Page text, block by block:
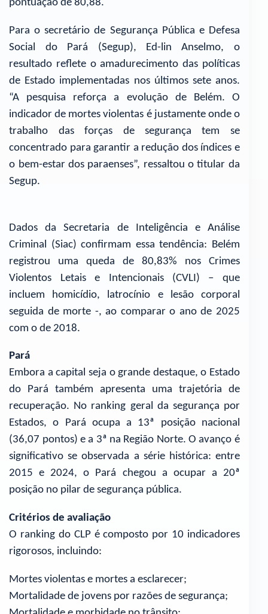
pontuação de 80,88.
Para o secretário de Segurança Pública e Defesa
Social do Pará (Segup), Ed-lin Anselmo, o
resultado reflete o amadurecimento das políticas
de Estado implementadas nos últimos sete anos.
“A pesquisa reforça a evolução de Belém. O
indicador de mortes violentas é justamente onde o
trabalho das forças de segurança tem se
concentrado para garantir a redução dos índices e
o bem-estar dos paraenses”, ressaltou o titular da
Segup.
Dados da Secretaria de Inteligência e Análise
Criminal (Siac) confirmam essa tendência: Belém
registrou uma queda de 80,83% nos Crimes
Violentos Letais e Intencionais (CVLI) – que
incluem homicídio, latrocínio e lesão corporal
seguida de morte -, ao comparar o ano de 2025
com o de 2018.
Pará
Embora a capital seja o grande destaque, o Estado
do Pará também apresenta uma trajetória de
recuperação. No ranking geral da segurança por
Estados, o Pará ocupa a 13ª posição nacional
(36,07 pontos) e a 3ª na Região Norte. O avanço é
significativo se observada a série histórica: entre
2015 e 2024, o Pará chegou a ocupar a 20ª
posição no pilar de segurança pública.
Critérios de avaliação
O ranking do CLP é composto por 10 indicadores
rigorosos, incluindo:
Mortes violentas e mortes a esclarecer;
Mortalidade de jovens por razões de segurança;